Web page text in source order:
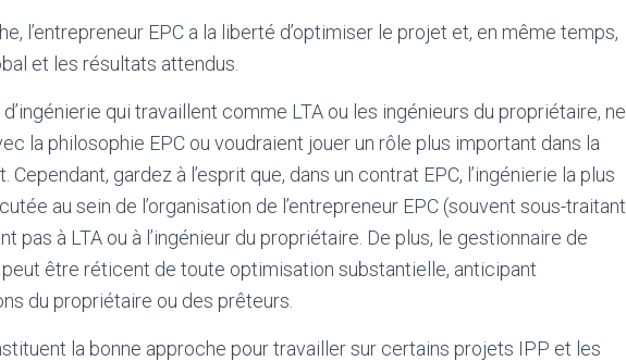
l’entrepreneur EPC a la liberté d’optimiser le projet et, en même temps,
et les résultats attendus.
qui travaillent comme LTA ou les ingénieurs du propriétaire, ne
la philosophie EPC ou voudraient jouer un rôle plus important dans la
gardez à l’esprit que, dans un contrat EPC, l’ingénierie la plus
au sein de l’organisation de l’entrepreneur EPC (souvent sous-traitant
pas à LTA ou à l’ingénieur du propriétaire. De plus, le gestionnaire de
être réticent de toute optimisation substantielle, anticipant
du propriétaire ou des prêteurs.
la bonne approche pour travailler sur certains projets IPP et les